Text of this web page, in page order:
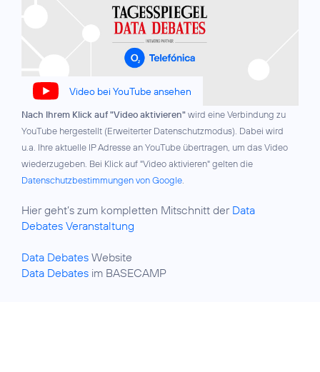
Video bei YouTube ansehen
Nach Ihrem Klick auf "Video aktivieren"wird eine Verbindung zu
YouTube hergestellt (Erweiterter Datenschutzmodus). Dabei wird
u.a. Ihre aktuelle IP Adresse an YouTube übertragen, um das Video
wiederzugeben. Bei Klick auf "Video aktivieren" gelten die
Datenschutzbestimmungen von Google.
Hier geht’s zum kompletten Mitschnitt der Data
Debates Veranstaltung
Data Debates
Data Debates im BASECAMP